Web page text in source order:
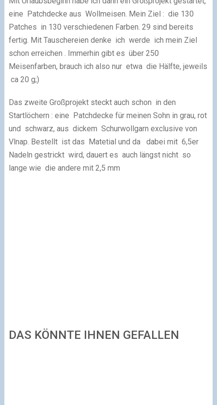
eine Patchdecke aus Wollmeisen. Mein Ziel : die 130
Patches in 130 verschiedenen Farben. 29 sind bereits
fertig. Mit Tauschereien denke ich werde ich mein Ziel
schon erreichen . Immerhin gibt es über 250
Meisenfarben, brauch ich also nur etwa die Hälfte, jeweils
ca 20 g;)
Das zweite Großprojekt steckt auch schon in den
Startlöchern : eine Patchdecke für meinen Sohn in grau, rot
und schwarz, aus dickem Schurwollgarn exclusive von
Vlnap. Bestellt ist das Matetial und da dabei mit 6,5er
Nadeln gestrickt wird, dauert es auch längst nicht so
lange wie die andere mit 2,5 mm
DAS KÖNNTE IHNEN GEFALLEN